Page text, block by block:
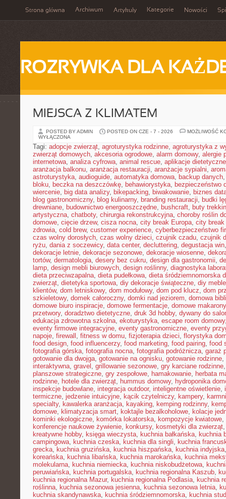
Strona główna Archiwum Artykuły Kategorie Nowości
ROZRYWKA DLA
MIEJSCA Z KLIMATEM
POSTED BY ADMIN POSTED ON CZE - 7 - 2026
MOŻLIWOŚĆ
WYŁĄCZONA
Tagi: adopcje zwierząt, agroturystyka rodzinne, agroturystyka z
zwierząt domowych, akcesoria ogrodowe, alarm domowy, alergie
internetowa, analiza cyfrowa, animal rescue, aplikacje dietetyczne
aranżacja balkonu, aranżacja restauracji, aranżacje sypialni,
astroturystyka, audioguide, automatyka domowa, backup danych
bloku, beczka na deszczówkę, behawiorystyka, bezpieczeństwo
wiercenie, big data analizy, bikepacking, biwakowanie, biznes
blog gastronomiczny, blog kulinarny, branding restauracji, budki
drewniane, budownictwo energooszczędne, bushcraft, buty
artystyczna, chatboty, chirurgia rekonstrukcyjna, choroby roślin
domowe, cięcie drzew, cisza nocna, city break Europa, city
zdrowia, cold brew, customer experience, cyberbezpieczeństwo
czas wolny dorosłych, czas wolny dzieci, czujnik czadu, czujnik
ryżu, dania z soczewicy, data center, decluttering, degustacja win
dekoracje letnie, dekoracje sezonowe, dekoracje wiosenne,
tortów, dermatologia, desery bez cukru, design dla gastronomii,
lamp, design mebli biurowych, design roślinny, diagnostyka
dieta przeciwzapalna, dieta pudełkowa, dieta śródziemnomorska
zwierząt, dietetyka sportowa, diy dekoracje świąteczne, diy
klientów, dom letniskowy, dom modułowy, dom pod klucz, dom
szkieletowy, domek całoroczny, domki nad jeziorem, domowa
domowe biuro inspiracje, domowe fermentacje, domowe makarony
przetwory, doradztwo dietetyczne, druk 3d hobby, dywany do
edukacja zdrowotna szkolna, ekoturystyka, escape room domowy
eventy firmowe integracyjne, eventy gastronomiczne, eventy
napoje, firewall , fitness w domu, fizjoterapia dzieci, florystyka
food design, food influencerzy, food marketing, food pairing, food
fotografia górska, fotografia nocna, fotografia podróżnicza, garaż
gotowanie dla dwojga, gotowanie na ognisku, gotowanie rodzinne,
interaktywna, gravel , grillowanie sezonowe, gry karciane rodzinne
planszowe strategiczne, gry zespołowe, hamakowanie, herbata
rodzinne, hotele dla zwierząt, hummus domowy, hydroponika
inspekcje budowlane, integracja outdoor, inteligentne oświetlenie,
termiczne, jedzenie intuicyjne, kącik czytelniczy, kampery,
specialty, kawalerka aranżacja, kayaking, kemping rodzinny,
domowe, klimatyzacja smart, koktajle bezalkoholowe, kolacje
kominki ekologiczne, komórka lokatorska, kompozycje kwiatowe,
konferencje naukowe żywienie, konkursy, kosmetyki dla zwierząt
kreatywne hobby, księga wieczysta, kuchnia bałkańska, kuchnia
campingowa, kuchnia czeska, kuchnia dla singli, kuchnia
grecka, kuchnia gruzińska, kuchnia hiszpańska, kuchnia indyjska
koreańska, kuchnia libańska, kuchnia marokańska, kuchnia
molekularna, kuchnia niemiecka, kuchnia niskobudżetowa,
peruwiańska, kuchnia portugalska, kuchnia regionalna Kaszub,
kuchnia regionalna Mazur, kuchnia regionalna Podlasia, kuchnia
roślinna, kuchnia sezonowa jesienna, kuchnia sezonowa letnia,
kuchnia skandynawska, kuchnia śródziemnomorska, kuchnia